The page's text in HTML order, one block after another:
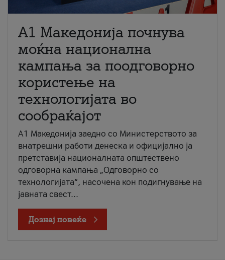
A1 Македонија почнува
моќна национална
кампања за поодговорно
користење на
технологијата во
сообраќајот
A1 Македонија заедно со Министерството за
внатрешни работи денеска и официјално ја
претставија националната општествено
одговорна кампања „Одговорно со
технологијата“, насочена кон подигнување на
јавната свест...
Дознај повеќе